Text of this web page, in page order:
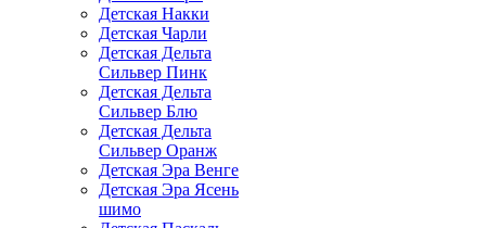
Детская Накки
Детская Чарли
Детская Дельта
Сильвер Пинк
Детская Дельта
Сильвер Блю
Детская Дельта
Сильвер Оранж
Детская Эра Венге
Детская Эра Ясень
шимо